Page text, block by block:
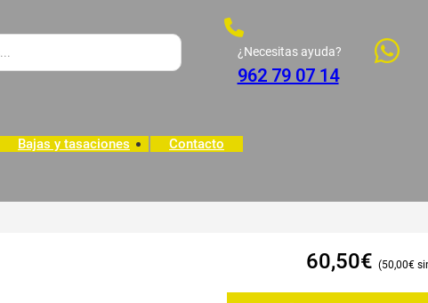
¿Necesitas ayuda?
962 79 07 14
Bajas y tasaciones Contacto
60,50€ 50,00€